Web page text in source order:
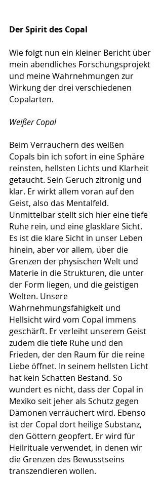
Der Spirit des Copal
Wie folgt nun ein kleiner Bericht über
mein abendliches Forschungsprojekt
und meine Wahrnehmungen zur
Wirkung der drei verschiedenen
Copalarten.
Weißer Copal
Beim Verräuchern des weißen
Copals bin ich sofort in eine Sphäre
reinsten, hellsten Lichts und Klarheit
getaucht. Sein Geruch zitronig und
klar. Er wirkt allem voran auf den
Geist, also das Mentalfeld.
Unmittelbar stellt sich hier eine tiefe
Ruhe rein, und eine glasklare Sicht.
Es ist die klare Sicht in unser Leben
hinein, aber vor allem, über die
Grenzen der physischen Welt und
Materie in die Strukturen, die unter
der Form liegen, und die geistigen
Welten. Unsere
Wahrnehmungsfähigkeit und
Hellsicht wird vom Copal immens
geschärft. Er verleiht unserem Geist
zudem die tiefe Ruhe und den
Frieden, der den Raum für die reine
Liebe öffnet. In seinem hellsten Licht
hat kein Schatten Bestand. So
wundert es nicht, dass der Copal in
Mexiko seit jeher als Schutz gegen
Dämonen verräuchert wird. Ebenso
ist der Copal dort heilige Substanz,
den Göttern geopfert. Er wird für
Heilrituale verwendet, in denen wir
die Grenzen des Bewusstseins
transzendieren wollen.